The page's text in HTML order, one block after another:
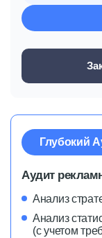
Глубокий
Аудит
Анализ
Анализ
(с учетом